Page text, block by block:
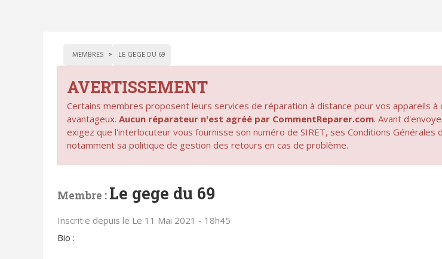
MEMBRES LE GEGE DU 69
AVERTISSEMENT
Certains membres proposent leurs services de réparation à distance pour vos appareils à
avantageux. Aucun réparateur n'est agréé par CommentReparer.com. Avant
exigez que l'interlocuteur vous fournisse son numéro de SIRET, ses Conditions Générales
notamment sa politique de gestion des retours en cas de problème.
Membre : Le gege du 69
Inscrit·e depuis le Le 11 Mai 2021 - 18h45
Bio :